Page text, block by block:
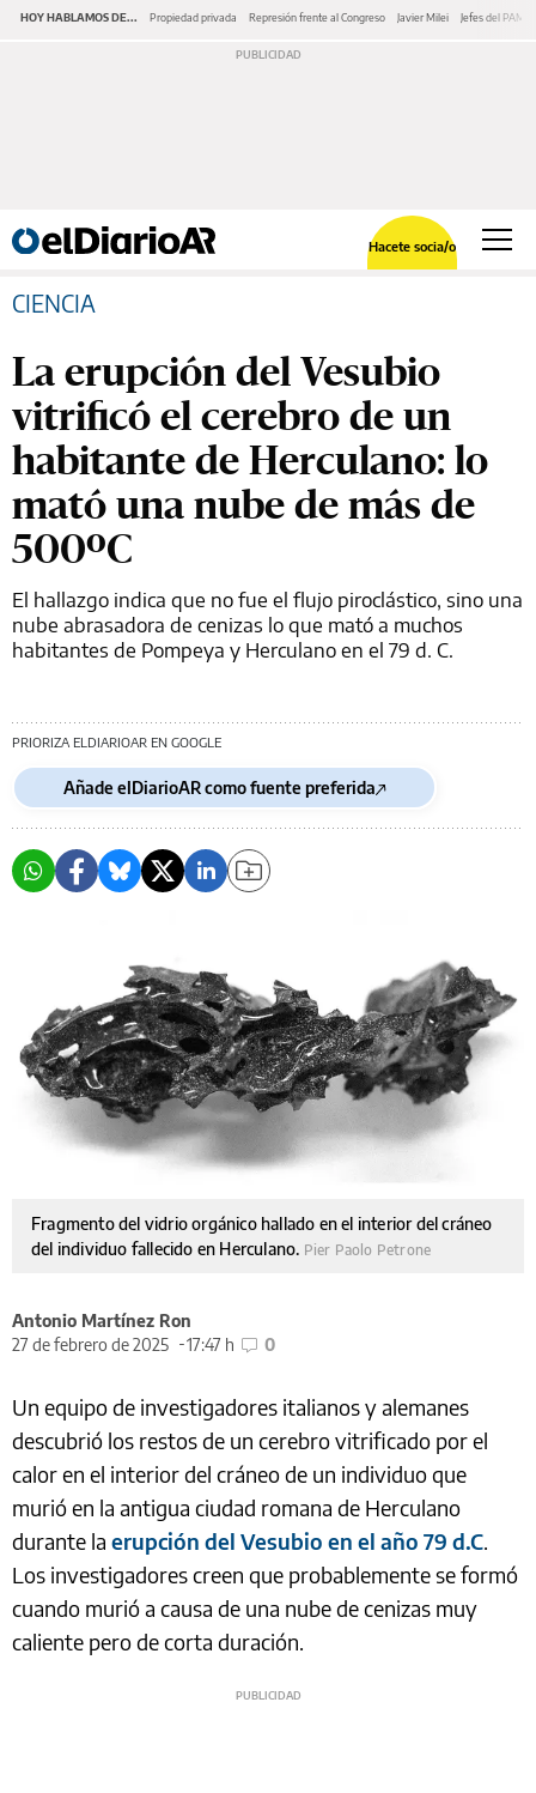
HOY HABLAMOS DE... Propiedad privada Represión frente al Congreso Javier Milei Jefes del PAMI
Hacete socia/o
CIENCIA
La erupción del Vesubio
vitrificó el cerebro de un
habitante de Herculano: lo
mató una nube de más de
500ºC
El hallazgo indica que no fue el flujo piroclástico, sino una
nube abrasadora de cenizas lo que mató a muchos
habitantes de Pompeya y Herculano en el 79 d. C.
PRIORIZA ELDIARIOAR EN GOOGLE
Añade elDiarioAR como fuente preferida
Fragmento del vidrio orgánico hallado en el interior del cráneo
del individuo fallecido en Herculano. Pier Paolo Petrone
Antonio Martínez Ron
27 de febrero de 2025
17:47 h 0
Un equipo de investigadores italianos y alemanes
descubrió los restos de un cerebro vitrificado por el
calor en el interior del cráneo de un individuo que
murió en la antigua ciudad romana de Herculano
durante la erupción del Vesubio en el año 79 d.C.
Los investigadores creen que probablemente se formó
cuando murió a causa de una nube de cenizas muy
caliente pero de corta duración.